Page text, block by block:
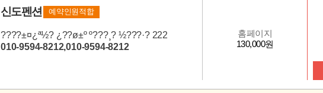
신도펜션 예약인원적합
????±¤¿ª½? ¿??ø±º º???¸? ½???·? 222
010-9594-8212,010-9594-8212
홈페이지
130,000원